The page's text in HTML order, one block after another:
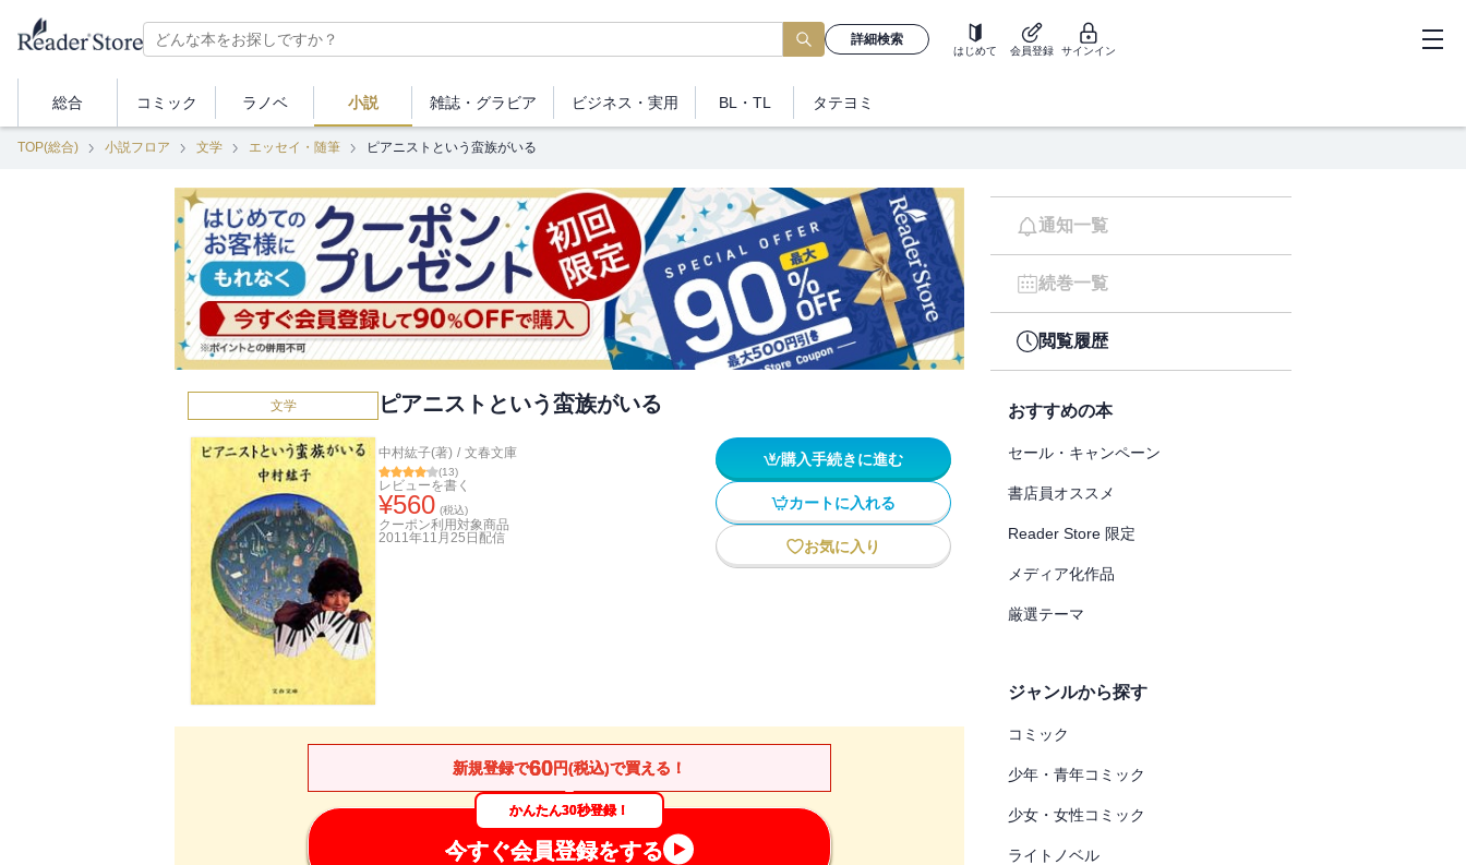
詳細検索
はじめて 会員登録 サインイン
総合 コミック ラノベ 小説 雑誌・ グラビア ビジネス ・実用 BL・TL タテヨミ
TOP(総合) 小説フロア 文学 エッセイ・随筆 ピアニストという蛮族がいる
文学 ピアニストという蛮族がいる
中村紘子(著) / 文春文庫
(13)
レビューを書く
¥560 (税込)
クーポン利用対象商品
2011年11月25日 配信
購入手続きに進む
カートに入れる
お気に入り
新規登録で60円(税込)で買える！
かんたん30秒登録！
今すぐ会員登録をする
通知一覧
続巻一覧
閲覧履歴
おすすめの本
セール・キャンペーン
書店員オススメ
Reader Store 限定
メディア化作品
厳選テーマ
ジャンルから探す
コミック
少年・青年コミック
少女・女性コミック
ライトノベル